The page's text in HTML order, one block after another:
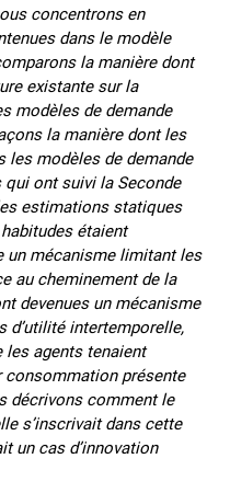
concentrons en
dans le modèle
la manière dont
existante sur la
modèles de demande
la manière dont les
les modèles de demande
ont suivi la Seconde
estimations statiques
étaient
mécanisme limitant les
au cheminement de la
devenues un mécanisme
d’utilité intertemporelle,
les agents tenaient
présente
décrivons comment le
s’inscrivait dans cette
un cas d’innovation